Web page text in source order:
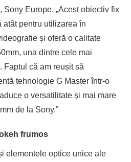
Sony Europe. „Acest obiectiv fix
atât pentru utilizarea în
și oferă o calitate
una dintre cele mai
Faptul că am reușit să
tehnologie G Master într-o
o versatilitate și mai mare
de la Sony.”
frumos
elementele optice unice ale